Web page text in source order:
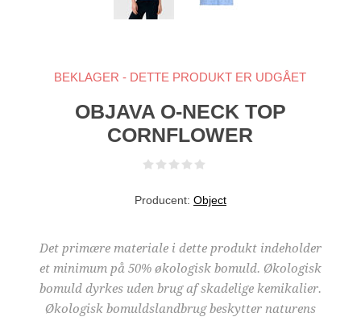
BEKLAGER - DETTE PRODUKT ER UDGÅET
OBJAVA O-NECK TOP
CORNFLOWER
Producent: Object
Det primære materiale i dette produkt indeholder
et minimum på 50% økologisk bomuld. Økologisk
bomuld dyrkes uden brug af skadelige kemikalier.
Økologisk bomuldslandbrug beskytter naturens